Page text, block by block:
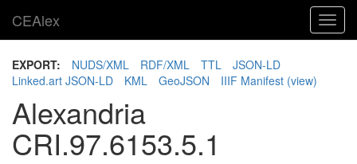
CEAlex
EXPORT: NUDS/XML RDF/XML TTL
JSON-LD
Linked.art JSON-LD
KML GeoJSON IIIF Manifest (view)
Alexandria
CRI.97.6153.5.1